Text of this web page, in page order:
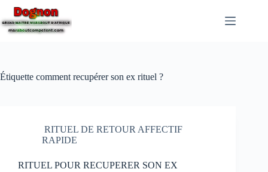
Étiquette comment recupérer son ex rituel ?
RITUEL DE RETOUR AFFECTIF
RAPIDE
RITUEL POUR RECUPERER SON EX